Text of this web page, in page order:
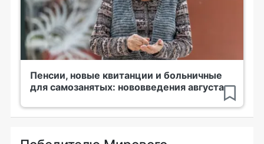
Пенсии, новые квитанции и больничные
для самозанятых: нововведения августа